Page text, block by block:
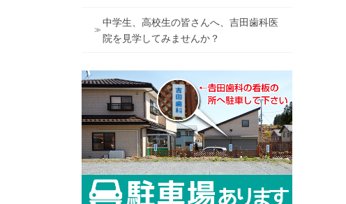
中学生、高校生の皆さんへ、吉田歯科医
院を見学してみませんか？